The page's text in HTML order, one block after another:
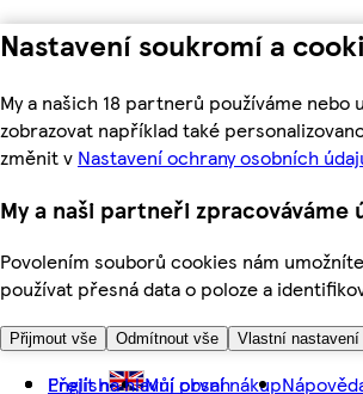
Nastavení soukromí a
My a našich 18 partnerů používáme
zobrazovat například také
změnit v Nastavení ochrany osobních
My a naši partneři
Povolením souborů cookies nám
používat přesná data o poloze a
Přijmout vše Odmítnout vše Vlastní nastavení
Přejít na hlavní obsah
English Můj první nákup